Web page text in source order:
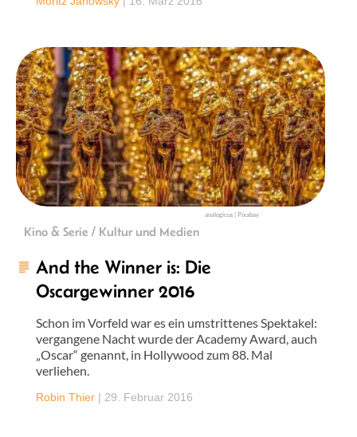
analogicus | Pixabay
Kino & Serie / Kultur und Medien
And the Winner is: Die
Oscargewinner 2016
Schon im Vorfeld war es ein umstrittenes Spektakel:
vergangene Nacht wurde der Academy Award, auch
„Oscar“ genannt, in Hollywood zum 88. Mal
verliehen.
Robin Thier | 29. Februar 2016